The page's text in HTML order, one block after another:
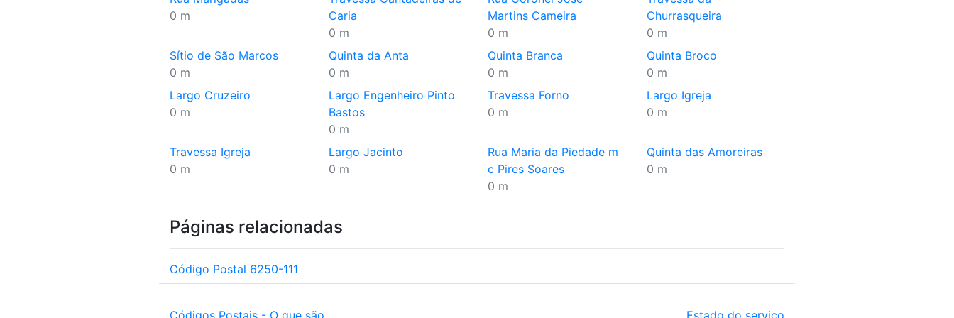
0 m
Caria
0 m
Martins Cameira
0 m
Churrasqueira
0 m
Sítio de São Marcos
0 m
Quinta da Anta
0 m
Quinta Branca
0 m
Quinta Broco
0 m
Largo Cruzeiro
0 m
Largo Engenheiro Pinto
Bastos
0 m
Travessa Forno
0 m
Largo Igreja
0 m
Travessa Igreja
0 m
Largo Jacinto
0 m
Rua Maria da Piedade m
c Pires Soares
0 m
Quinta das Amoreiras
0 m
Páginas relacionadas
Código Postal 6250-111
Códigos Postais - O que são Estado do serviço